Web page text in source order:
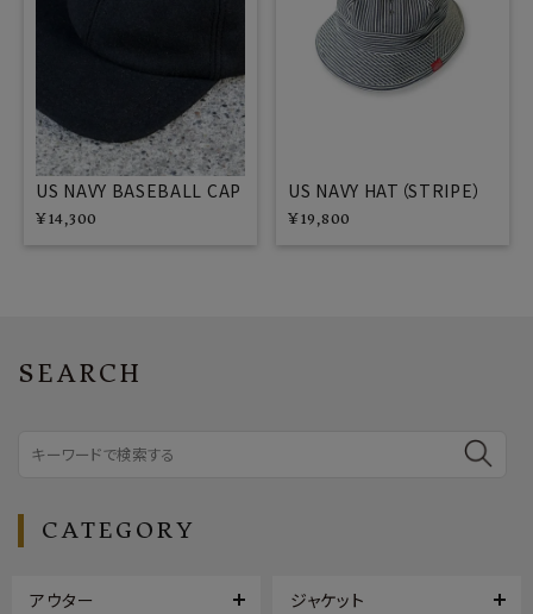
US NAVY BASEBALL CAP
¥14,300
US NAVY HAT（STRIPE）
¥19,800
SEARCH
CATEGORY
アウター ジャケット